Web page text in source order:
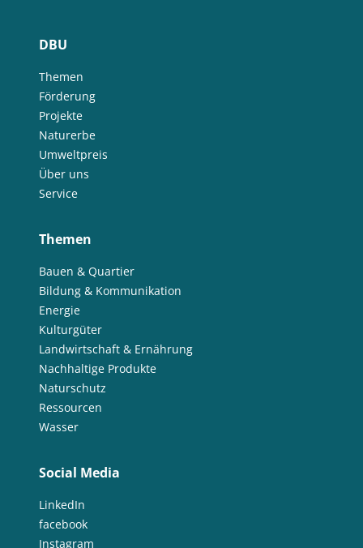
DBU
Themen
Förderung
Projekte
Naturerbe
Umweltpreis
Über uns
Service
Themen
Bauen & Quartier
Bildung & Kommunikation
Energie
Kulturgüter
Landwirtschaft & Ernährung
Nachhaltige Produkte
Naturschutz
Ressourcen
Wasser
Social Media
LinkedIn
facebook
Instagram